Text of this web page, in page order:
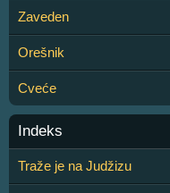
Zaveden
Orešnik
Cveće
Indeks
Traže je na Judžizu